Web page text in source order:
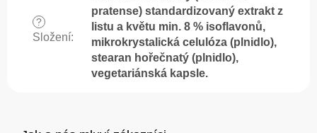
?
Složení:
pratense) standardizovaný extrakt z
listu a květu min. 8 % isoflavonů,
mikrokrystalická celulóza (plnidlo),
stearan hořečnatý (plnidlo),
vegetariánská kapsle.